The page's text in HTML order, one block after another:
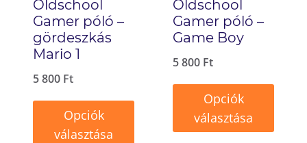
Oldschool
Gamer póló –
gördeszkás
Mario 1
5 800 Ft
Opciók
választása
Oldschool
Gamer póló –
Game Boy
5 800 Ft
Opciók
választása